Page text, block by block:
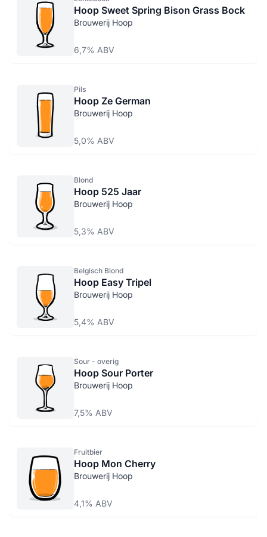
Hoop Sweet Spring Bison Grass Bock
Brouwerij Hoop
6,7% ABV
Pils
Hoop Ze German
Brouwerij Hoop
5,0% ABV
Blond
Hoop 525 Jaar
Brouwerij Hoop
5,3% ABV
Belgisch Blond
Hoop Easy Tripel
Brouwerij Hoop
5,4% ABV
Sour - overig
Hoop Sour Porter
Brouwerij Hoop
7,5% ABV
Fruitbier
Hoop Mon Cherry
Brouwerij Hoop
4,1% ABV